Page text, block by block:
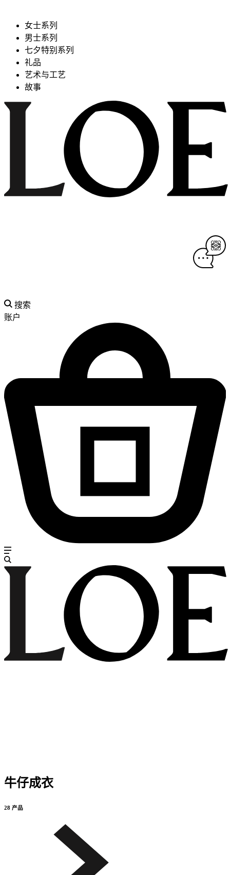
女士系列
男士系列
七夕特别系列
礼品
艺术与工艺
故事
搜索
账户
牛仔成衣
28 产品